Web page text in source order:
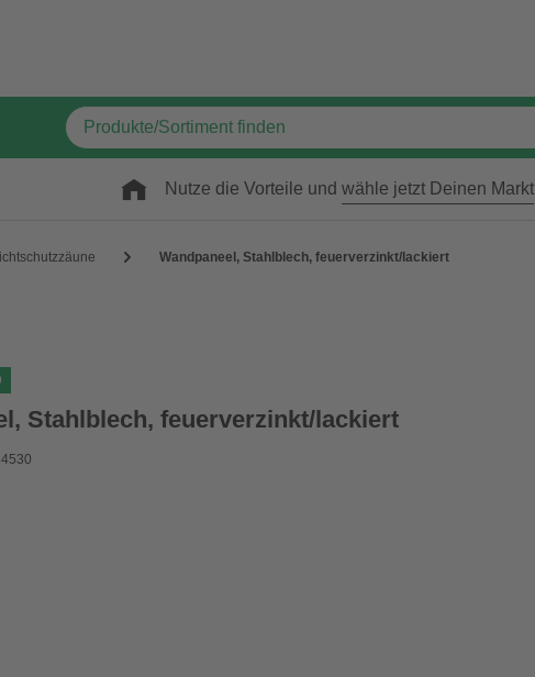
Nutze die Vorteile und wähle jetzt Deinen Markt
Wandpaneel, Stahlblech, feuerverzinkt/lackiert
Stahlblech, feuerverzinkt/lackiert